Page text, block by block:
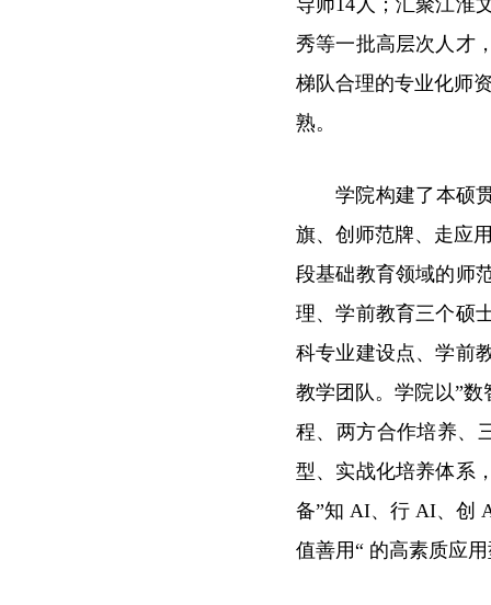
导师14人；汇聚江淮
秀等一批高层次人才
梯队合理的专业化师
熟。
学院构建了本硕
旗、创师范牌、走应
段基础教育领域的师
理、学前教育三个硕
科专业建设点、学前
教学团队。学院以”
程、两方合作培养、
型、实战化培养体系
备”知 AI、行 AI、创
值善用“ 的高素质应